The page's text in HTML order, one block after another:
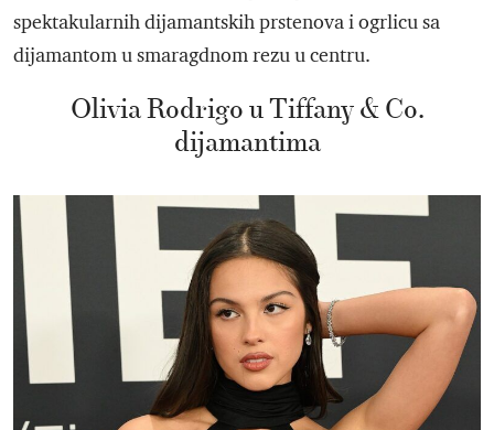
spektakularnih dijamantskih prstenova i ogrlicu sa
dijamantom u smaragdnom rezu u centru.
Olivia Rodrigo u Tiffany & Co.
dijamantima